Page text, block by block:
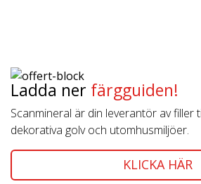
Ladda ner färgguiden!
Scanmineral är din leverantör av filler
dekorativa golv och utomhusmiljöer.
KLICKA HÄR